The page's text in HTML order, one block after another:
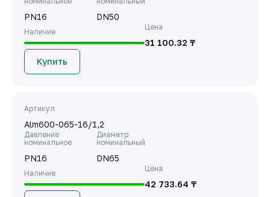
PN16 DN50
Наличие
Цена
31 100.32 ₸
Купить
Артикул
Alm600-065-16/1,2
Давление
номинальное
PN16
Диаметр
номинальный
DN65
Наличие
Цена
42 733.64 ₸